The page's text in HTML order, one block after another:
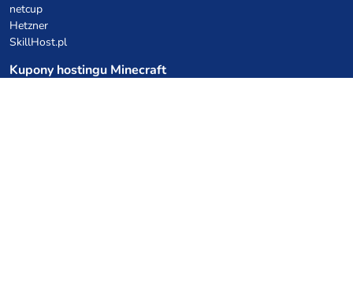
netcup
Hetzner
SkillHost.pl
Kupony hostingu Minecraft